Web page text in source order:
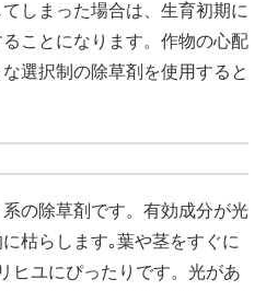
しまった場合は、生育初期に
ことになります。作物の心配
選択制の除草剤を使用すると
の除草剤です。有効成分が光
枯らします｡葉や茎をすぐに
ヒユにぴったりです。光があ